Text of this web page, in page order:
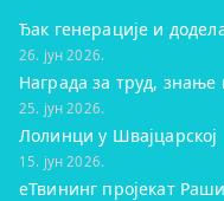
Ђак генерације и
26. јун 2026.
Награда за труд, знање
25. јун 2026.
Лолинци у Швајцарској
15. јун 2026.
eТвининг пројекат